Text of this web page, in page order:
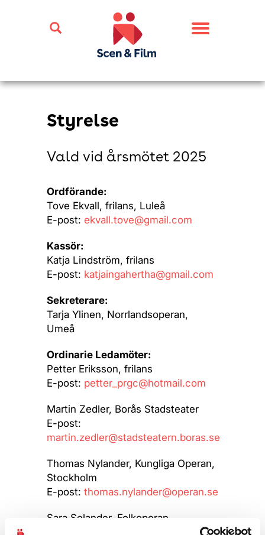
Toggle
Styrelse
Vald vid årsmötet 2025
Ordförande:
Tove Ekvall, frilans, Luleå
E-post: ekvall.tove@gmail.com
Kassör:
Katja Lindström, frilans
E-post: katjaingahertha@gmail.com
Sekreterare:
Tarja Ylinen, Norrlandsoperan,
Umeå
Ordinarie Ledamöter:
Petter Eriksson, frilans
E-post: petter_prgc@hotmail.com
Martin Zedler, Borås Stadsteater
E-post:
martin.zedler@stadsteatern.boras.se
Thomas Nylander, Kungliga Operan,
Stockholm
E-post: thomas.nylander@operan.se
Sara Selander, Folkoperan,